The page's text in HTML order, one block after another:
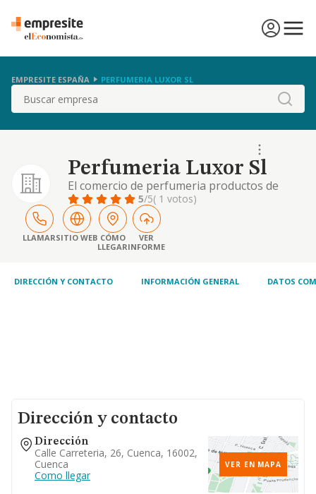
EMPRESITE ESPAÑA PERFUMERIA LUXOR SL
Buscar
Perfumeria Luxor Sl
El comercio de perfumeria productos de
cosmetica y complementos explotacion de
salones de belleza, venta de productos de
lenceria y paqueteria.
5/5( 1 votos)
LLAMARSITIO WEB CÓMO
LLEGAR
VER
INFORME
DIRECCIÓN Y CONTACTO INFORMACIÓN GENERAL DATOS
Dirección y contacto
Dirección
Calle Carreteria, 26, Cuenca, 16002,
Cuenca
Como llegar
VER EN MAPA